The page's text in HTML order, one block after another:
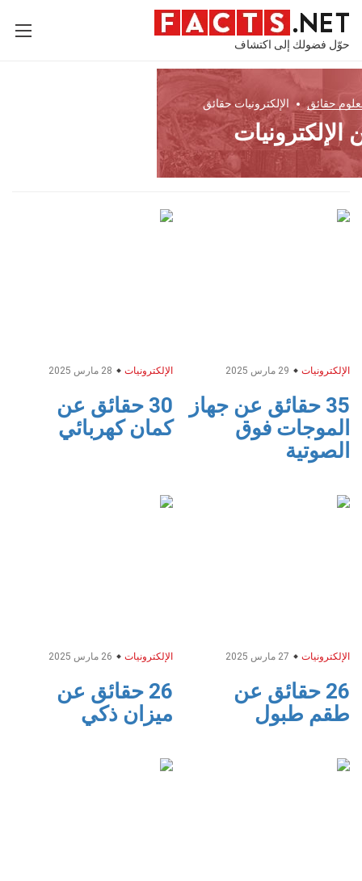
حوّل فضولك إلى اكتشاف
حقائق الإلكترونيات حقائق
الإلكترونيات
35 حقائق عن جهاز
الموجات فوق
الصوتية
الإلكترونيات
30 حقائق عن
كمان كهربائي
الإلكترونيات
26 حقائق عن
طقم طبول
الإلكترونيات
26 حقائق عن
ميزان ذكي